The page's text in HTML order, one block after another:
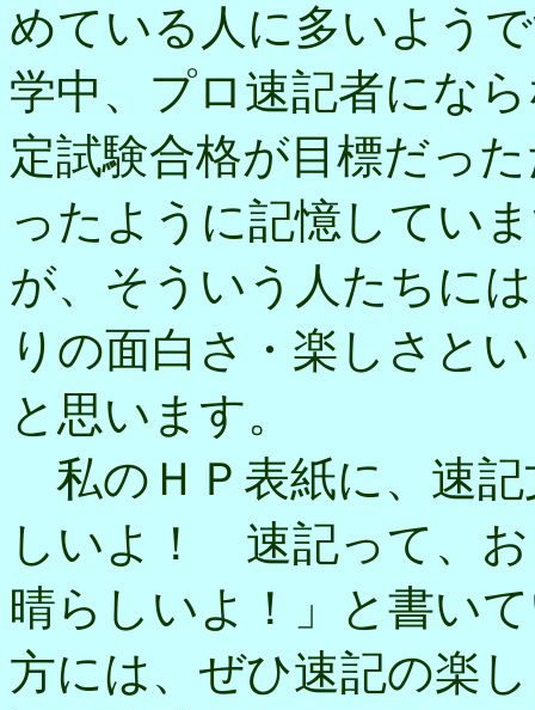
めている人に多いよう
学中、プロ速記者にな
定試験合格が目標だっ
ったように記憶してい
が、そういう人たちに
りの面白さ・楽しさと
と思います。
私のＨＰ表紙に、速記
しいよ！ 速記って、
晴らしいよ！」と書い
方には、ぜひ速記の楽